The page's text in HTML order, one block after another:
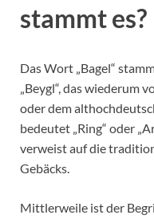
stammt es?
Das Wort „Bagel“
„Beygl“, das wiederum
oder dem
bedeutet „Ring“ oder
verweist auf die
Gebäcks.
Mittlerweile ist der